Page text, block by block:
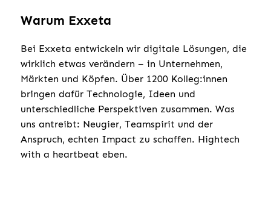
Warum Exxeta
Bei Exxeta entwickeln wir digitale Lösungen, die
wirklich etwas verändern – in Unternehmen,
Märkten und Köpfen. Über 1200 Kolleg:innen
bringen dafür Technologie, Ideen und
unterschiedliche Perspektiven zusammen. Was
uns antreibt: Neugier, Teamspirit und der
Anspruch, echten Impact zu schaffen. Hightech
with a heartbeat eben.